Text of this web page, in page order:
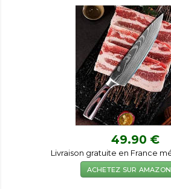
49.90 €
Livraison gratuite en France
ACHETEZ SUR AMAZON